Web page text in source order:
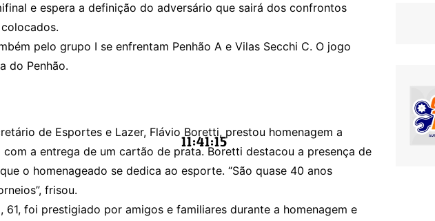
11:41:16
e espera a definição do adversário que sairá dos confrontos
pelo grupo I se enfrentam Penhão A e Vilas Secchi C. O jogo
do Penhão.
de Esportes e Lazer, Flávio Boretti, prestou homenagem a
com a entrega de um cartão de prata. Boretti destacou a presença de
o homenageado se dedica ao esporte. “São quase 40 anos
frisou.
61, foi prestigiado por amigos e familiares durante a homenagem e